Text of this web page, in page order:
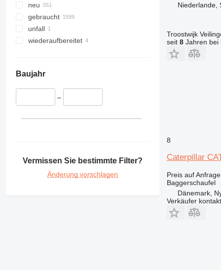
neu
gebraucht
unfall
wiederaufbereitet
Baujahr
–
Vermissen Sie bestimmte Filter?
Änderung vorschlagen
Niederlande,
Troostwijk
seit 8Jahren bei
8
Caterpillar
Preis auf Anfrage
Baggerschaufel
Dänemark,
Verkäufer